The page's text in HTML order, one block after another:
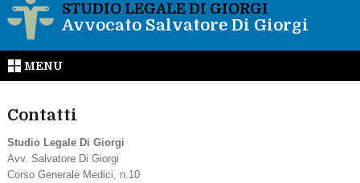
STUDIO LEGALE DI GIORGI
Avvocato Salvatore Di Giorgi
MENU
Contatti
Studio Legale Di Giorgi
Avv. Salvatore Di Giorgi
Corso Generale Medici, n.10